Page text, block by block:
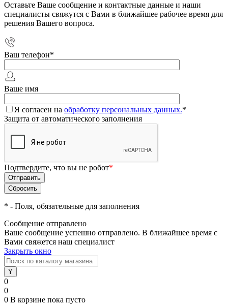
Оставьте Ваше сообщение и контактные данные и наши
специалисты свяжутся с Вами в ближайшее рабочее время для
решения Вашего вопроса.
Ваш телефон*
Ваше имя
Я согласен на обработку персональных данных.*
Защита от автоматического заполнения
Подтвердите, что вы не робот*
* - Поля, обязательные для заполнения
Сообщение отправлено
Ваше сообщение успешно отправлено. В ближайшее время с
Вами свяжется наш специалист
Закрыть окно
0
0
0 В корзине пока пусто